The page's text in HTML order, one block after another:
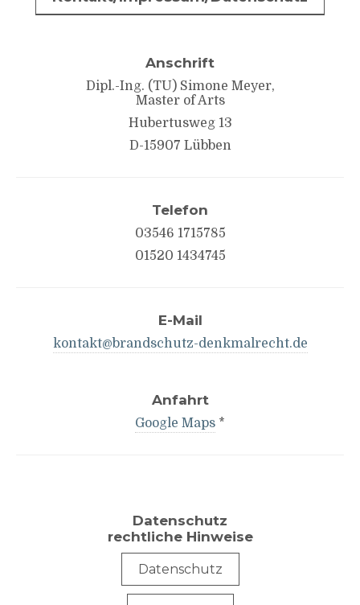
Anschrift
Dipl.-Ing. (TU) Simone Meyer,
Master of Arts
Hubertusweg 13
D-15907 Lübben
Telefon
03546 1715785
01520 1434745
E-Mail
kontakt@brandschutz-denkmalrecht.de
Anfahrt
Google Maps *
Datenschutz
rechtliche Hinweise
Datenschutz